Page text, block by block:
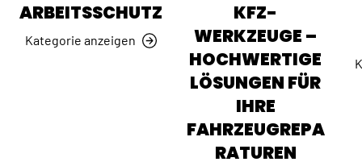
ARBEITSSCHUTZ
Kategorie anzeigen
KFZ-
WERKZEUGE –
HOCHWERTIGE
LÖSUNGEN FÜR
IHRE
FAHRZEUGREPA
RATUREN